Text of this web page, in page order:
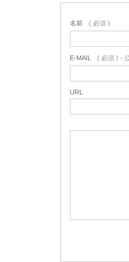
名前 ( 必須 )
E-MAIL ( 必須 ) -
URL